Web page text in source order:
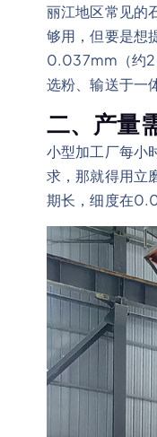
丽江地区常见的
够用，但要是想
0.037mm（约
选粉、输送于一
二、产量
小型加工厂每小
求，那就得用立
期长，细度在